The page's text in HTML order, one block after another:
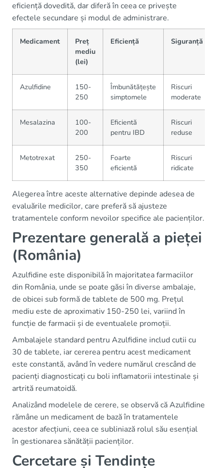
eficiență dovedită, dar diferă în ceea ce privește
efectele secundare și modul de administrare.
Medicament
Preț
mediu
(lei)
Eficiență Siguranță
Azulfidine
150-
250
Îmbunătățește
simptomele
Riscuri
moderate
Mesalazina
100-
200
Eficientă
pentru IBD
Riscuri
reduse
Metotrexat
250-
350
Foarte
eficientă
Riscuri
ridicate
Alegerea între aceste alternative depinde adesea de
evaluările medicilor, care preferă să ajusteze
tratamentele conform nevoilor specifice ale pacienților.
Prezentare generală a pieței
(România)
Azulfidine este disponibilă în majoritatea farmaciilor
din România, unde se poate găsi în diverse ambalaje,
de obicei sub formă de tablete de 500 mg. Prețul
mediu este de aproximativ 150-250 lei, variind în
funcție de farmacii și de eventualele promoții.
Ambalajele standard pentru Azulfidine includ cutii cu
30 de tablete, iar cererea pentru acest medicament
este constantă, având în vedere numărul crescând de
pacienți diagnosticați cu boli inflamatorii intestinale și
artrită reumatoidă.
Analizând modelele de cerere, se observă că Azulfidine
rămâne un medicament de bază în tratamentele
acestor afecțiuni, ceea ce subliniază rolul său esențial
în gestionarea sănătății pacienților.
Cercetare și Tendințe